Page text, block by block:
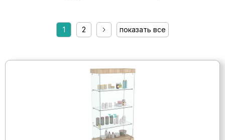
1 2 показать все